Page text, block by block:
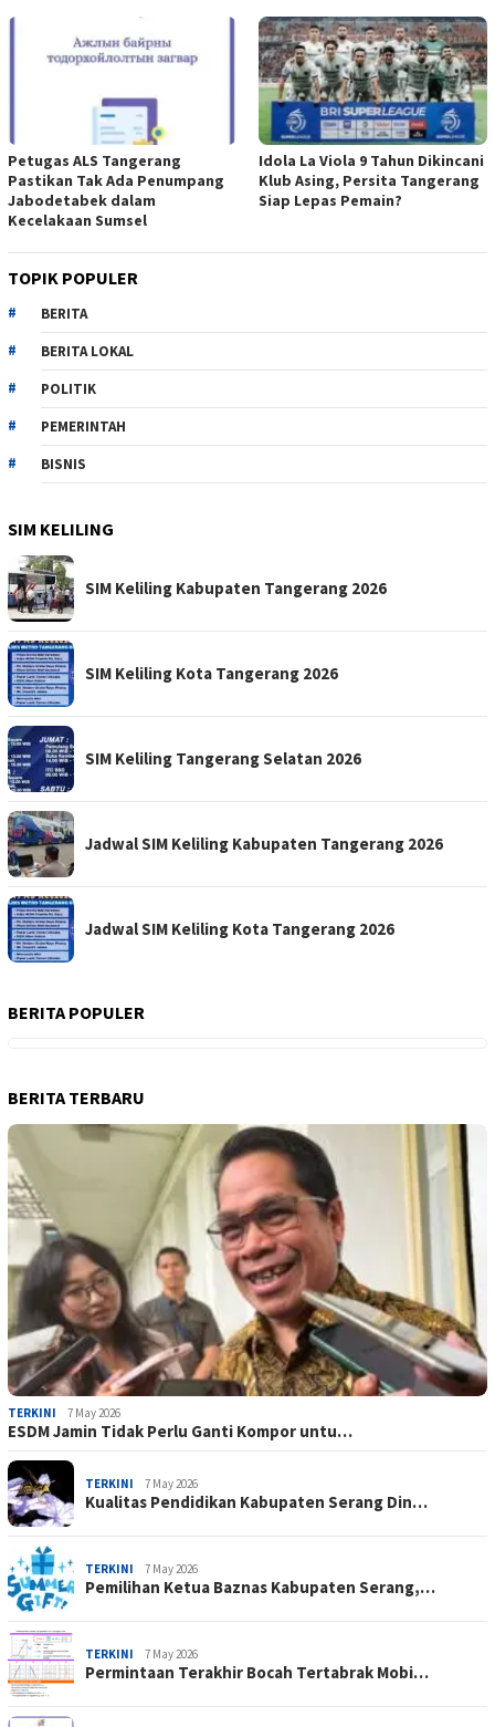
Petugas ALS Tangerang
Pastikan Tak Ada Penumpang
Jabodetabek dalam
Kecelakaan Sumsel
Idola La Viola 9 Tahun Dikincani
Klub Asing, Persita Tangerang
Siap Lepas Pemain?
TOPIK POPULER
BERITA
BERITA LOKAL
POLITIK
PEMERINTAH
BISNIS
SIM KELILING
SIM Keliling Kabupaten Tangerang 2026
SIM Keliling Kota Tangerang 2026
SIM Keliling Tangerang Selatan 2026
Jadwal SIM Keliling Kabupaten Tangerang 2026
Jadwal SIM Keliling Kota Tangerang 2026
BERITA POPULER
BERITA TERBARU
TERKINI 7 May 2026
ESDM Jamin Tidak Perlu Ganti Kompor untu…
TERKINI 7 May 2026
Kualitas Pendidikan Kabupaten Serang Din…
TERKINI 7 May 2026
Pemilihan Ketua Baznas Kabupaten Serang,…
TERKINI 7 May 2026
Permintaan Terakhir Bocah Tertabrak Mobi…